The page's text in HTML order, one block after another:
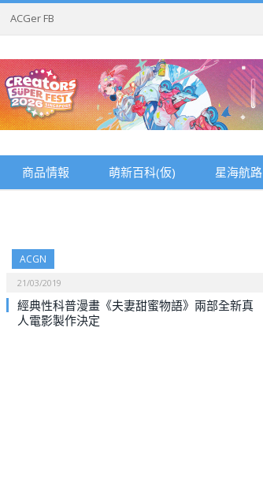
ACGer FB
商品情報 萌新百科(仮) 星海航路
ACGN
21/03/2019
經典性科普漫畫《夫妻甜蜜物語》兩部全新真
人電影製作決定